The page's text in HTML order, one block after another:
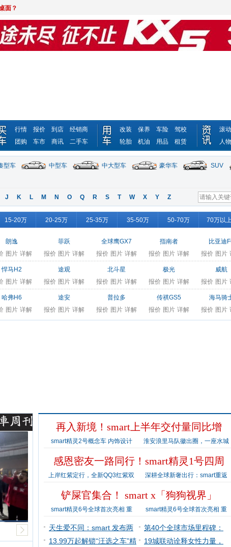
面？
行情 报价 到店
经销商
团购
车市 商讯 二手车
改装 保养 车险
驾校
轮胎
机油 用品 租赁
滚动
人物
型车 中型车 中大型车 豪华车
SUV
J K L M N O Q R S T W X Y Z
15-20万 20-25万 25-35万 35-50万 50-70万 70万以
朗逸
图片 详解
菲跃
报价 图片 详解
全球鹰GX7
报价 图片 详解
指南者
报价 图片 详解
比亚迪
报价 图片
悍马H2
图片 详解
途观
报价 图片 详解
北斗星
报价 图片 详解
极光
报价 图片 详解
威航
报价 图片
哈弗H6
图片 详解
途安
报价 图片 详解
普拉多
报价 图片 详解
传祺GS5
报价 图片 详解
海马骑
报价 图片
再入新境！smart上半年交付量同比增
smart精灵2号概念车 内饰设计 淮安浪里马队徽出圈，一座水城
感恩密友一路同行！smart精灵1号四周
上岸红紫定行，全新QQ3红紫双 深耕全球新奢出行：smart重返
铲屎官集合！ smart x「狗狗视界」
smart精灵6号全球首次亮相 重 smart精灵6号全球首次亮相 重
天生爱不同：smart 发布两
座精
第40个全球市场里程碑：
smar
13.99万起解锁“汪选之车”精
19城联动诠释女性力量，